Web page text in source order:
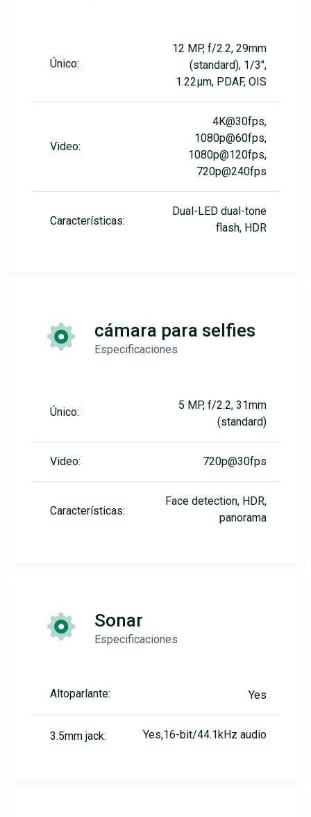
Único:
12 MP, f/2.2, 29mm
(standard), 1/3",
1.22µm, PDAF, OIS
Video:
4K@30fps,
1080p@60fps,
1080p@120fps,
720p@240fps
Características:
Dual-LED dual-tone
flash, HDR
cámara para selfies
Especificaciones
Único:
5 MP, f/2.2, 31mm
(standard)
Video: 720p@30fps
Características:
Face detection, HDR,
panorama
Sonar
Especificaciones
Altoparlante: Yes
3.5mm jack: Yes,16-bit/44.1kHz audio